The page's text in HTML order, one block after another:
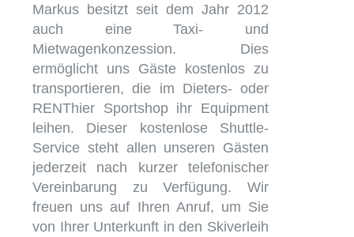
Markus besitzt seit dem Jahr 2012
auch eine Taxi- und
Mietwagenkonzession. Dies
ermöglicht uns Gäste kostenlos zu
transportieren, die im Dieters- oder
RENThier Sportshop ihr Equipment
leihen. Dieser kostenlose Shuttle-
Service steht allen unseren Gästen
jederzeit nach kurzer telefonischer
Vereinbarung zu Verfügung. Wir
freuen uns auf Ihren Anruf, um Sie
von Ihrer Unterkunft in den Skiverleih